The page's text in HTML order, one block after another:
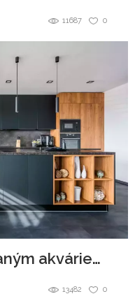
0
11687
Kuchyně se zabudovaným akváriem v ostrůvku
0
13482